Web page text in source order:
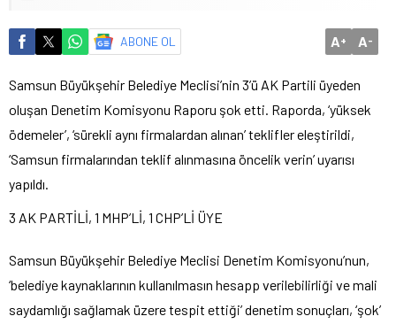
ABONE OL A+ A-
Samsun Büyükşehir Belediye Meclisi’nin 3’ü AK Partili üyeden
oluşan Denetim Komisyonu Raporu şok etti. Raporda, ‘yüksek
ödemeler’, ‘sürekli aynı firmalardan alınan’ teklifler eleştirildi,
‘Samsun firmalarından teklif alınmasına öncelik verin’ uyarısı
yapıldı.
3 AK PARTİLİ, 1 MHP’Lİ, 1 CHP’Lİ ÜYE
Samsun Büyükşehir Belediye Meclisi Denetim Komisyonu’nun,
‘belediye kaynaklarının kullanılmasın hesapp verilebilirliği ve mali
saydamlığı sağlamak üzere tespit ettiği’ denetim sonuçları, ‘şok’